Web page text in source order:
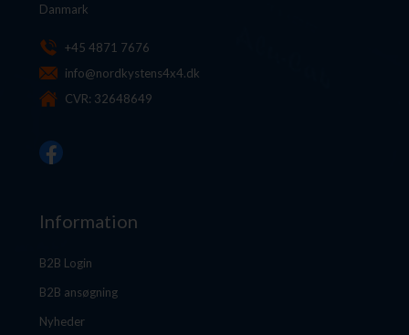
Danmark
+45 4871 7676
info@nordkystens4x4.dk
CVR: 32648649
Information
B2B Login
B2B ansøgning
Nyheder